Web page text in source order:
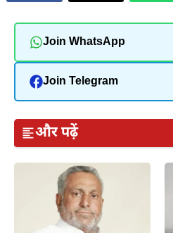
Join WhatsApp
Join Telegram
और पढ़ें